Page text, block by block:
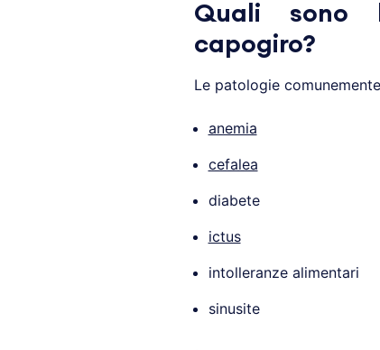
Quali sono
capogiro?
Le patologie
anemia
cefalea
diabete
ictus
intolleranze alimentari
sinusite